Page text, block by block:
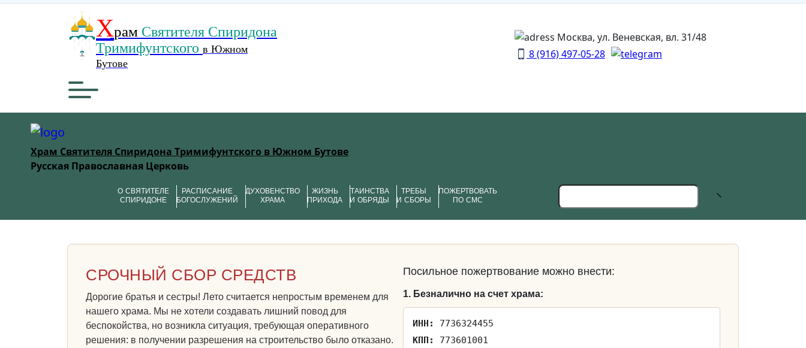
Храм Святителя Спиридона
Тримифунтского в Южном
Бутове
Москва, ул. Веневская, вл. 31/48
8 (916) 497-05-28
Храм Святителя Спиридона Тримифунтского в Южном Бутове
Русская Православная Церковь
О СВЯТИТЕЛЕ
СПИРИДОНЕ
РАСПИСАНИЕ
БОГОСЛУЖЕНИЙ
ДУХОВЕНСТВО
ХРАМА
ЖИЗНЬ
ПРИХОДА
ТАИНСТВА
И ОБРЯДЫ
ТРЕБЫ
И СБОРЫ
ПОЖЕРТВОВАТЬ
ПО СМС
СРОЧНЫЙ СБОР СРЕДСТВ
Дорогие братья и сестры! Лето считается непростым временем для
нашего храма. Мы не хотели создавать лишний повод для
беспокойства, но возникла ситуация, требующая оперативного
решения: в получении разрешения на строительство было отказано.
Посильное пожертвование можно внести:
1. Безналично на счет храма:
ИНН:
7736324455
КПП:
773601001